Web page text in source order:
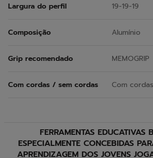
Largura do perfil 19-19-19
Composição Alumínio
Grip recomendado MEMOGRIP
Com cordas / sem cordas Com cordas
FERRAMENTAS EDUCATIVAS
ESPECIALMENTE CONCEBIDAS
APRENDIZAGEM DOS JOVENS